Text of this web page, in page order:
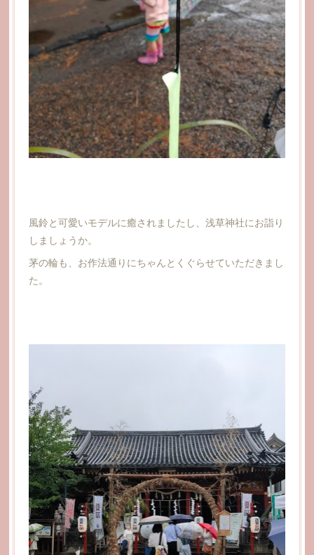
風鈴と可愛いモデルに癒されましたし、浅草神社にお詣り
しましょうか。
茅の輪も、お作法通りにちゃんとくぐらせていただきまし
た。